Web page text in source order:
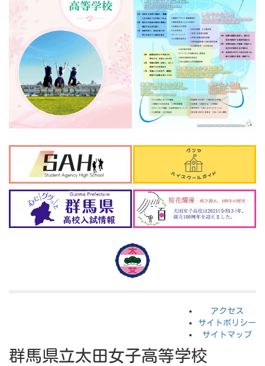
アクセス
サイトポリシー
サイトマップ
群馬県立太田女子高等学校